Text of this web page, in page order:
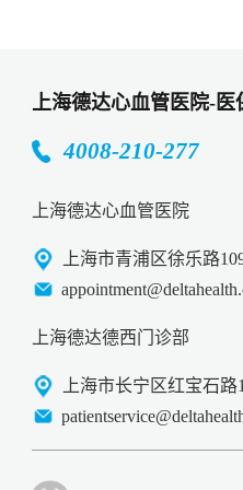
上海德达心血管医院-医
4008-210-277
上海德达心血管医院
上海市青浦区徐乐路
上海德达德西门诊部
上海市长宁区红宝石